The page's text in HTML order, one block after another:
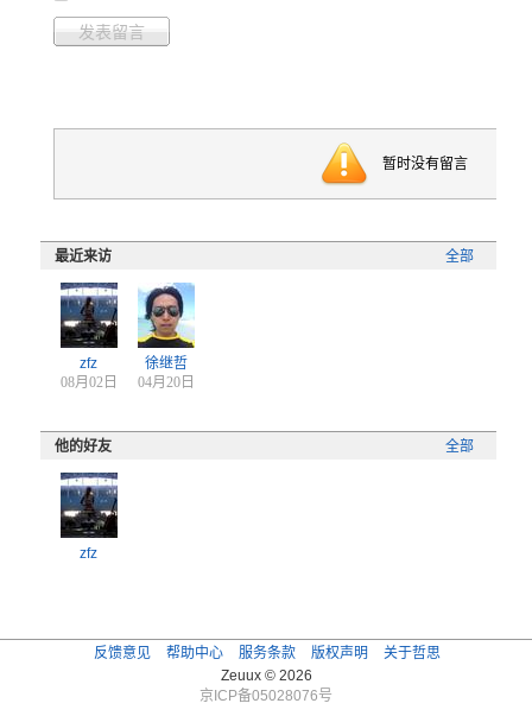
发表留言
暂时没有留言
全部
最近来访
zfz
08月02日
徐继哲
04月20日
全部
他的好友
zfz
反馈意见 帮助中心 服务条款 版权声明
关于哲思
Zeuux © 2026
京ICP备05028076号